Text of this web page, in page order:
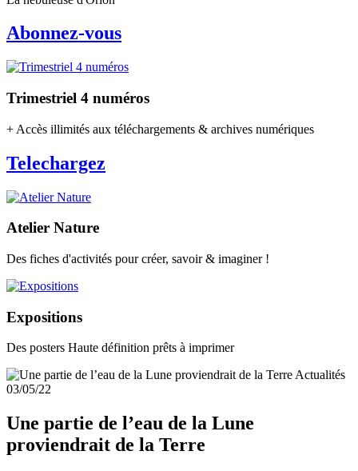
Abonnez-vous
Trimestriel 4 numéros
+ Accès illimités aux téléchargements & archives numériques
Telechargez
Atelier Nature
Des fiches d'activités pour créer, savoir & imaginer !
Expositions
Des posters Haute définition prêts à imprimer
Actualités
03/05/22
Une partie de l’eau de la Lune
proviendrait de la Terre